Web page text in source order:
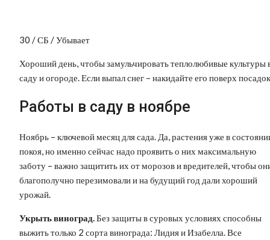
30 / СБ / Убывает
Хороший день, чтобы замульчировать теплолюбивые культуры
саду и огороде. Если выпал снег – накидайте его поверх
Работы в саду в ноябре
Ноябрь – ключевой месяц для сада. Да, растения уже в
покоя, но именно сейчас надо проявить о них максимальную
заботу – важно защитить их от морозов и вредителей, чтобы
благополучно перезимовали и на будущий год дали хороший
урожай.
Укрыть виноград. Без защиты в суровых условиях способны
выжить только 2 сорта винограда: Лидия и Изабелла. Все